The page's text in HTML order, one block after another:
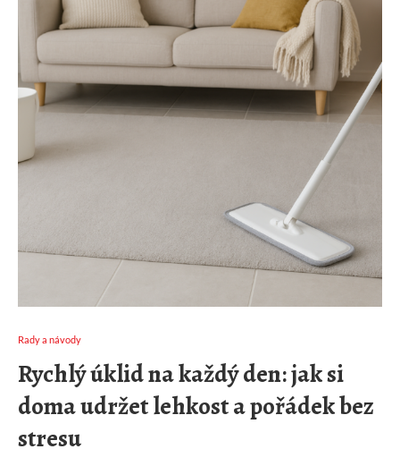
Rady a návody
Rychlý úklid na každý den: jak si
doma udržet lehkost a pořádek bez
stresu